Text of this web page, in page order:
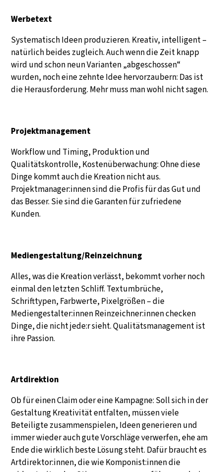
Werbetext
Systematisch Ideen produzieren. Kreativ, intelligent –
natürlich beides zugleich. Auch wenn die Zeit knapp
wird und schon neun Varianten „abgeschossen“
wurden, noch eine zehnte Idee hervorzaubern: Das ist
die Herausforderung. Mehr muss man wohl nicht sagen.
Projektmanagement
Workflow und Timing, Produktion und
Qualitätskontrolle, Kostenüberwachung: Ohne diese
Dinge kommt auch die Kreation nicht aus.
Projektmanager:innen sind die Profis für das Gut und
das Besser. Sie sind die Garanten für zufriedene
Kunden.
Mediengestaltung/Reinzeichnung
Alles, was die Kreation verlässt, bekommt vorher noch
einmal den letzten Schliff. Textumbrüche,
Schrifttypen, Farbwerte, Pixelgrößen – die
Mediengestalter:innen Reinzeichner:innen checken
Dinge, die nicht jede:r sieht. Qualitätsmanagement ist
ihre Passion.
Artdirektion
Ob für einen Claim oder eine Kampagne: Soll sich in der
Gestaltung Kreativität entfalten, müssen viele
Beteiligte zusammenspielen, Ideen generieren und
immer wieder auch gute Vorschläge verwerfen, ehe am
Ende die wirklich beste Lösung steht. Dafür braucht es
Artdirektor:innen, die wie Komponist:innen die